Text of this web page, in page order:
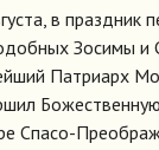
в праздник
Зосимы и
Патриарх
Спасо-